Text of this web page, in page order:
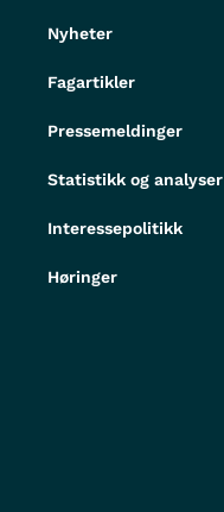
Nyheter
Fagartikler
Pressemeldinger
Statistikk og analyser
Interessepolitikk
Høringer